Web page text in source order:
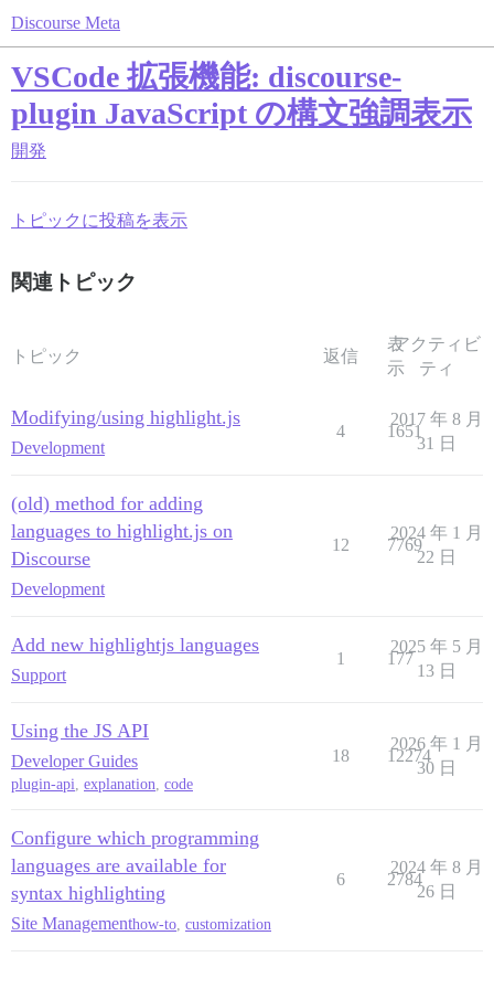
Discourse Meta
VSCode 拡張機能: discourse-
plugin JavaScript の構文強調表示
開発
トピックに投稿を表示
関連トピック
トピック 返信
表
示
アクティビ
ティ
Modifying/using highlight.js
Development
4 1651
2017 年 8 月
31 日
(old) method for adding
languages to highlight.js on
Discourse
Development
12 7769
2024 年 1 月
22 日
Add new highlightjs languages
Support
1 177
2025 年 5 月
13 日
Using the JS API
Developer Guides
plugin-api, explanation, code
18 12274
2026 年 1 月
30 日
Configure which programming
languages are available for
syntax highlighting
Site Managementhow-to customization
6 2784
2024 年 8 月
26 日